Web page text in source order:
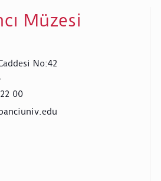
Müzesi
No:42
00